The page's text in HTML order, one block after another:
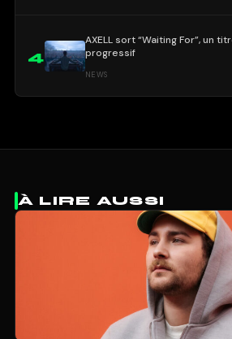
4
AXELL sort “Waiting For”, un
progressif
NEWS
À LIRE AUSSI